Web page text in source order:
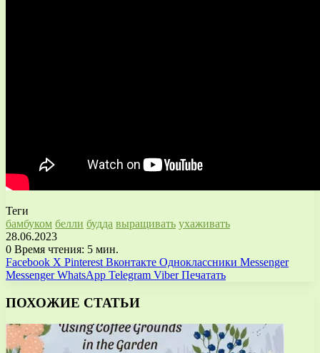
Теги
бамбуком белли будда выращивать ухаживать
28.06.2023
0 Время чтения: 5 мин.
Facebook X Pinterest Вконтакте Одноклассники Messenger
Messenger WhatsApp Telegram Viber Печатать
ПОХОЖИЕ СТАТЬИ